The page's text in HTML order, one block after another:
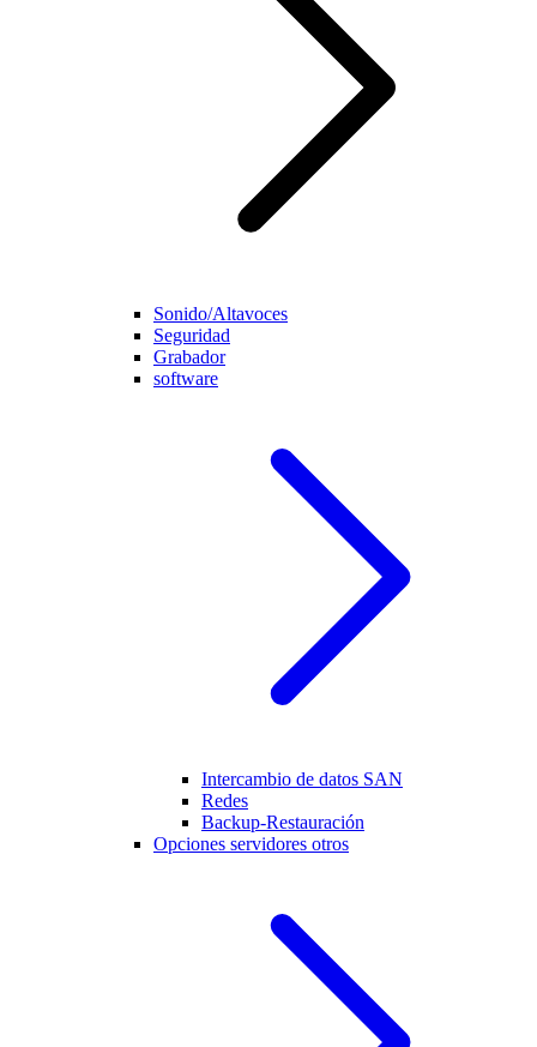
Sonido/Altavoces
Seguridad
Grabador
software
Intercambio de datos SAN
Redes
Backup-Restauración
Opciones servidores otros